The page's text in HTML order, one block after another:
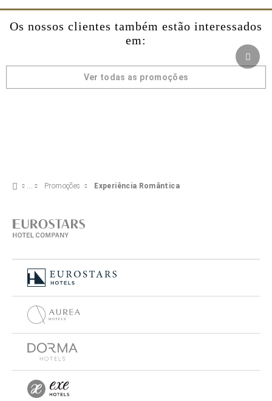
Os nossos clientes também estão interessados
em:
Ver todas as promoções
Promoções Experiência Romântica